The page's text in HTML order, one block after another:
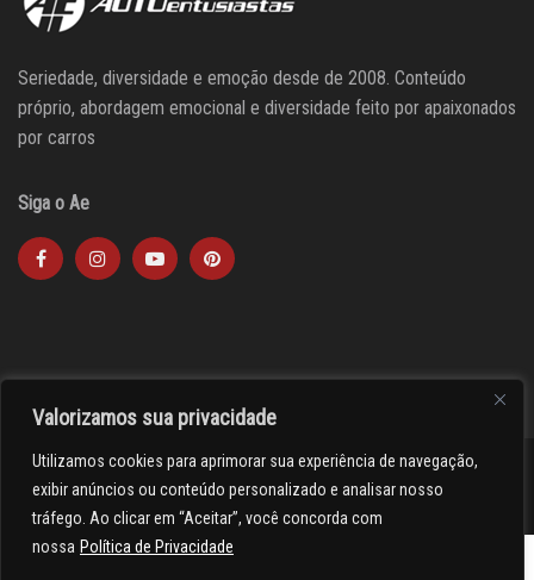
Valorizamos sua privacidade
Utilizamos cookies para aprimorar sua experiência de navegação,
exibir anúncios ou conteúdo personalizado e analisar nosso
tráfego. Ao clicar em “Aceitar”, você concorda com
nossa Política de Privacidade
Seriedade, diversidade e emoção desde de 2008. Conteúdo
próprio, abordagem emocional e diversidade feito por apaixonados
por carros
Siga o Ae
><(((º> 17